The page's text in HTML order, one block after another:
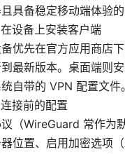
具备稳定移动端体验的
设备上安装客户端
优先在官方应用商店
最新版本。桌面端则
自带的 VPN 配置文件。
接前的配置
（WireGuard 常作为
位置、启用加密选项